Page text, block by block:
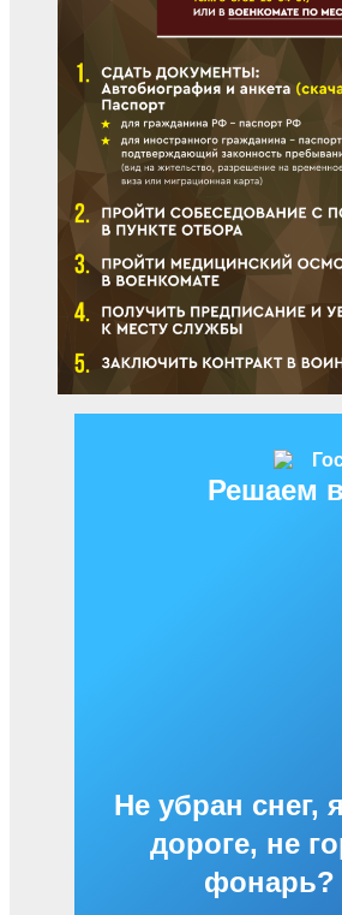
Решаем
Не убран снег,
дороге, не
фонарь?